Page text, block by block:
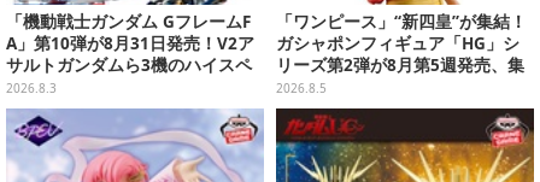
「機動戦士ガンダム GフレームF
A」第10弾が8月31日発売！V2ア
サルトガンダムら3機のハイスペ
ック可動フィギュア
2026.8.3
「ワンピース」“新四皇”が集結！
ガシャポンフィギュア「HG」シ
リーズ第2弾が8月第5週発売、集
めて並べたくなるクオリティ
2026.8.5